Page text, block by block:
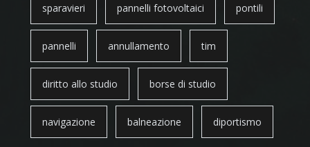
sparavieri pannelli fotovoltaici pontili
pannelli annullamento tim
diritto allo studio borse di studio
navigazione balneazione diportismo